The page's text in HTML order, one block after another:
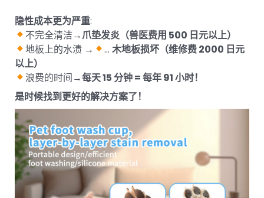
隐性成本更为严重:
不完全清洁→爪垫发炎（兽医费用 500 日元以上）
地板上的水渍 →
...木地板损坏（维修费 2000 日元
以上）
浪费的时间→每天 15 分钟 = 每年 91 小时！
是时候找到更好的解决方案了！